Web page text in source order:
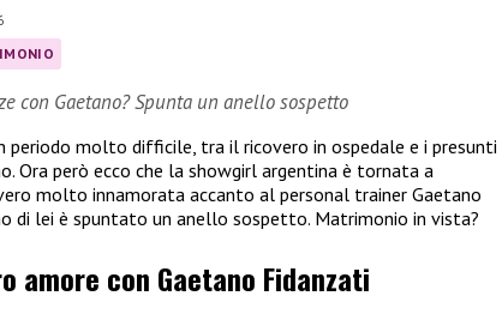
con Gaetano? Spunta un anello sospetto
periodo molto difficile, tra il ricovero in ospedale e i presunti
Ora però ecco che la showgirl argentina è tornata a
molto innamorata accanto al personal trainer Gaetano
di lei è spuntato un anello sospetto. Matrimonio in vista?
amore con Gaetano Fidanzati